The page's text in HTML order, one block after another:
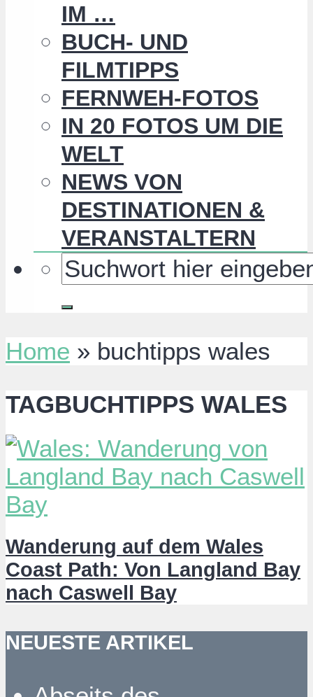
IM …
BUCH- UND
FILMTIPPS
FERNWEH-FOTOS
IN 20 FOTOS UM DIE
WELT
NEWS VON
DESTINATIONEN &
VERANSTALTERN
Home » buchtipps wales
TAGBUCHTIPPS WALES
Wanderung auf dem Wales
Coast Path: Von Langland Bay
nach Caswell Bay
NEUESTE ARTIKEL